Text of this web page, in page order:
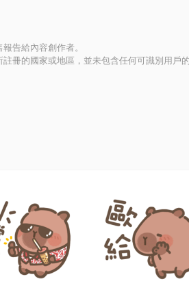
告給內容創作者。
冊的國家或地區，並未包含任何可識別用戶的